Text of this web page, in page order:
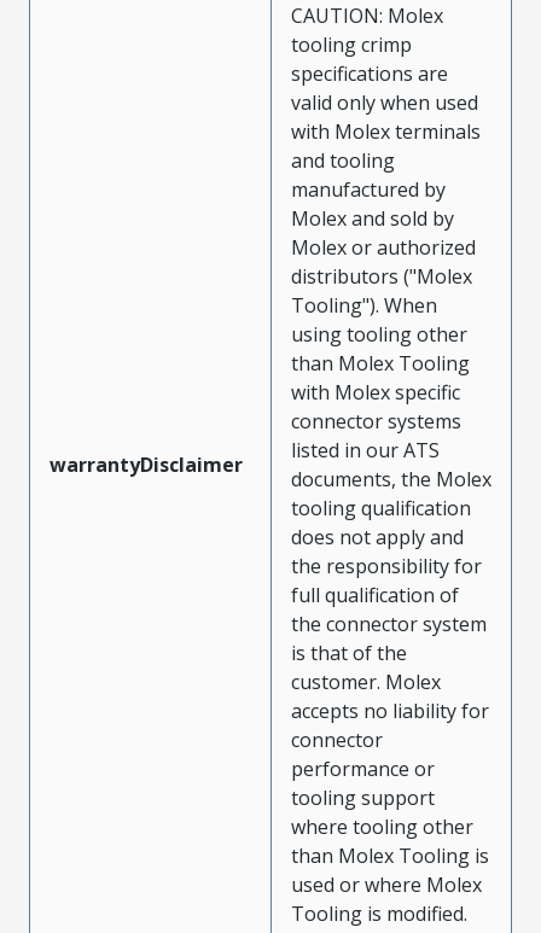
warrantyDisclaimer
CAUTION: Molex
tooling crimp
specifications are
valid only when used
with Molex terminals
and tooling
manufactured by
Molex and sold by
Molex or authorized
distributors ("Molex
Tooling"). When
using tooling other
than Molex Tooling
with Molex specific
connector systems
listed in our ATS
documents, the Molex
tooling qualification
does not apply and
the responsibility for
full qualification of
the connector system
is that of the
customer. Molex
accepts no liability for
connector
performance or
tooling support
where tooling other
than Molex Tooling is
used or where Molex
Tooling is modified.